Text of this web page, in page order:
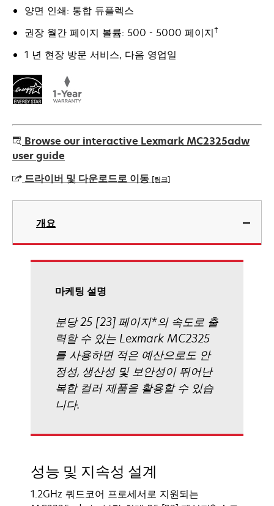
양면 인쇄: 통합 듀플렉스
권장 월간 페이지 볼륨: 500 - 5000 페이지†
1 년 현장 방문 서비스, 다음 영업일
Browse our interactive Lexmark MC2325adw
user guide
드라이버 및 다운로드로 이동 [링크]
새
서
개요
마케팅 설명
분당 25 [23] 페이지*의 속도로 출
력할 수 있는 Lexmark MC2325
를 사용하면 적은 예산으로도 안
정성, 생산성 및 보안성이 뛰어난
복합 컬러 제품을 활용할 수 있습
니다.
성능 및 지속성 설계
1.2GHz 쿼드코어 프로세서로 지원되는